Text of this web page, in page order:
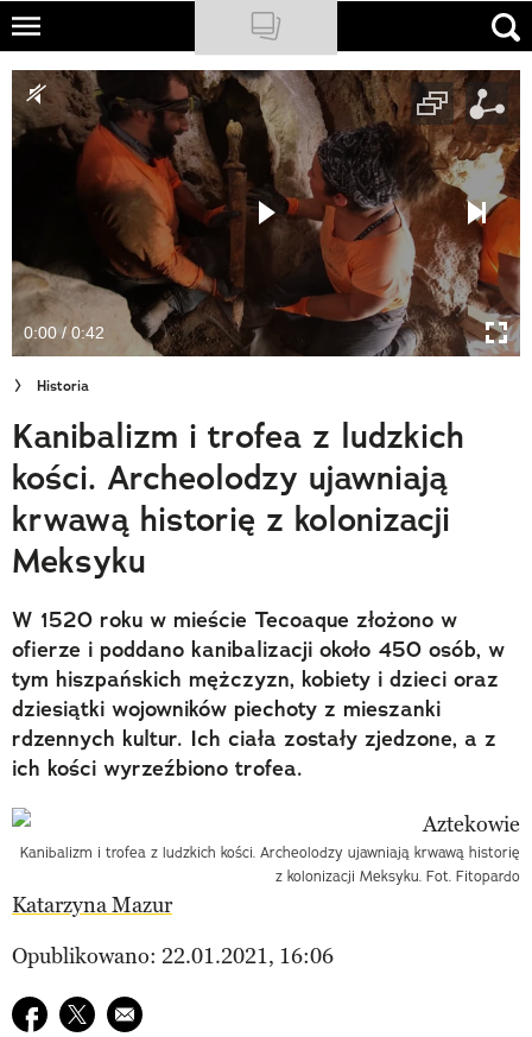
Skip
main
content
NATIONAL GEOGRAPHIC
TRAVELER
PODCASTY
Newsletter
Cuda Polski
Wielki Konkurs Fotograficzny
Trendbook Podróżniczy
Polecane
0:00 / 0:42
Historia
Kanibalizm i trofea z ludzkich
kości. Archeolodzy ujawniają
krwawą historię z kolonizacji
Meksyku
W 1520 roku w mieście Tecoaque złożono w
ofierze i poddano kanibalizacji około 450 osób, w
tym hiszpańskich mężczyzn, kobiety i dzieci oraz
dziesiątki wojowników piechoty z mieszanki
rdzennych kultur. Ich ciała zostały zjedzone, a z
ich kości wyrzeźbiono trofea.
Kanibalizm i trofea z ludzkich kości. Archeolodzy ujawniają krwawą historię
z kolonizacji Meksyku. Fot. Fitopardo
Katarzyna Mazur
Opublikowano: 22.01.2021, 16:06
Udostępnij na facebook
Udostępnij na twitter
E-mail do przyjaciela